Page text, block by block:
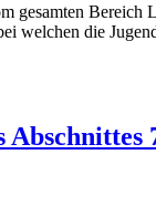
gesamten Bereich
welchen die
Abschnittes